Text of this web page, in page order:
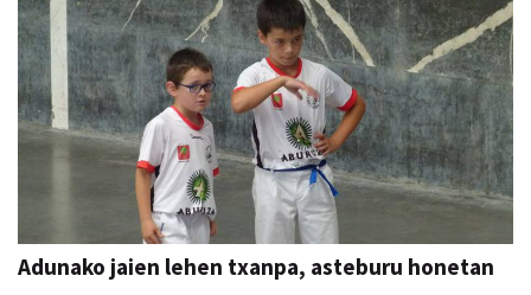
Adunako jaien lehen txanpa, asteburu honetan